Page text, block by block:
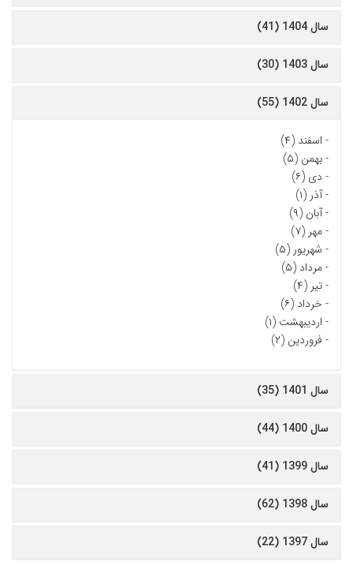
سال 1404 (41)
سال 1403 (30)
سال 1402 (55)
- اسفند (۴)
-بهمن (۵)
- دی (۶)
-آذر (۱)
-آبان (۹)
-مهر (۷)
- شهریور (۵)
-مرداد (۵)
-تیر (۴)
- خرداد (۶)
- اردیبهشت (۱)
- فروردین (۲)
سال 1401 (35)
سال 1400 (44)
سال 1399 (41)
سال 1398 (62)
سال 1397 (22)